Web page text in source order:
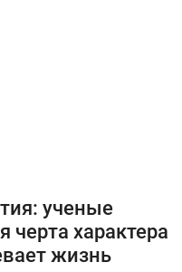
ученые
черта характера
жизнь